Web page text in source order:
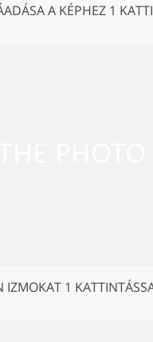
A KÉPHEZ 1
IZMOKAT 1